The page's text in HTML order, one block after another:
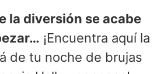
la diversión se acabe
¡Encuentra aquí la
de tu noche de brujas